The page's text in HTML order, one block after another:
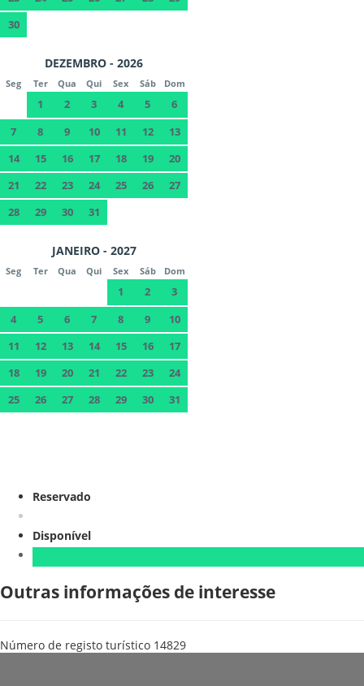
30
DEZEMBRO - 2026
Seg Ter Qua Qui Sex Sáb Dom
1 2 3 4 5
6
7
8 9 10 11 12
13
14
15 16 17 18 19
20
21
22 23 24 25 26
27
28
29 30 31
JANEIRO - 2027
Seg Ter Qua Qui Sex Sáb Dom
1 2
3
4
5 6 7 8 9
10
11
12 13 14 15 16
17
18
19 20 21 22 23
24
25
26 27 28 29 30 31
Reservado
Disponível
Outras informações de interesse
Número de registo turístico 14829